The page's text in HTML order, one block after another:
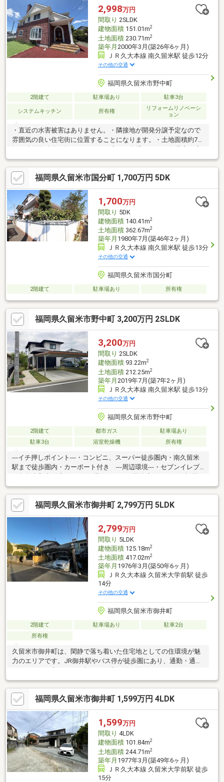
季節に合わせて新緑や紅葉を見ながら露天風呂・お風呂に入るこ
ともできます。写真に写っているバーベルセット等もご希望があ
ればそのままで引き渡しも可能です。
2,998万円
間取り 2SLDK
建物面積151.01m2
土地面積230.71m2
築年月 2000年3月(築26年6ヶ月)
ＪＲ久大本線 南久留米駅 徒歩12分
その他の交通
福岡県久留米市野中町
2階建て 駐車場あり 駐車3台
システムキッチン 所有権
リフォームリノベーシ
ョン
・直近の水害被害はありません。・隣接地が開発分譲予定なので
雰囲気の良い住宅街に位置することになります。・土地面積約70
いため、部屋数を増やし間取りを変更することも可能です。・暖
炉・煙突があります。他には滅多にない仕様・内装となっており
ます。
福岡県久留米市国分町 1,700万円 5DK
1,700万円
間取り 5DK
建物面積140.41m2
土地面積362.67m2
築年月 1980年7月(築46年2ヶ月)
ＪＲ久大本線 南久留米駅 徒歩13分
その他の交通
福岡県久留米市国分町
2階建て 駐車場あり 所有権
福岡県久留米市野中町 3,200万円 2SLDK
3,200万円
間取り 2SLDK
建物面積93.22m2
土地面積212.25m2
築年月 2019年7月(築7年2ヶ月)
ＪＲ久大本線 南久留米駅 徒歩13分
その他の交通
福岡県久留米市野中町
2階建て 都市ガス
駐車場あり
駐車3台
浴室乾燥機 所有権
---イチ押しポイント---・コンビニ、スーパー徒歩圏内・南久留米
駅まで徒歩圏内・カーポート付き ---周辺環境---・セブンイレブ
銀行国分支店 (959ｍ)・私立久留米大学附設中学校 (680ｍ)・東国
分小学校 (587ｍ)※当社では他社様が掲載している物件も紹介、ご
案内が可能です！不動産売買なら、地域密着型、久留米エリアに
強い西日本産業にお任せください。お客様にお会いできること、
スタッフ一同、心よりお待ちしております！
福岡県久留米市御井町 2,799万円 5LDK
2,799万円
間取り 5LDK
建物面積125.18m2
土地面積417.02m2
築年月 1976年3月(築50年6ヶ月)
ＪＲ久大本線 久留米大学前駅 徒歩
14分
その他の交通
福岡県久留米市御井町
2階建て 駐車場あり
駐車2台
所有権
久留米市御井町は、閑静で落ち着いた住宅地としての住環境が魅
力のエリアです。JR御井駅やバス停が徒歩圏にあり、通勤・通学
ニが近く生活利便性が高くなっています。公園や周辺の緑地な
ど、自然の潤いを感じられるスポットも点在し、子育てや散歩に
も適した環境です。全居室収納や和室といったゆとりある間取り
設計と合わせて、快適な暮らしが実現できる地域です。
福岡県久留米市御井町 1,599万円 4LDK
1,599万円
間取り 4LDK
建物面積101.84m2
土地面積244.71m2
築年月 1977年3月(築49年6ヶ月)
ＪＲ久大本線 久留米大学前駅 徒歩
15分